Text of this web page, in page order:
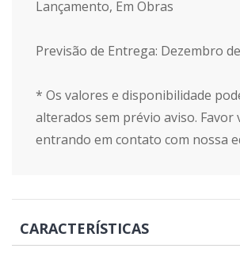
Lançamento, Em Obras
Previsão de Entrega: Dezembro
* Os valores e disponibilidade
alterados sem prévio aviso. Favor
entrando em contato com nossa
CARACTERÍSTICAS